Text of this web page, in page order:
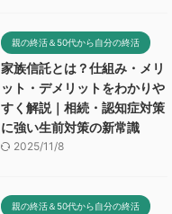
親の終活＆50代から自分の終活
家族信託とは？仕組み・メリ
ット・デメリットをわかりや
すく解説｜相続・認知症対策
に強い生前対策の新常識
2025/11/8
親の終活＆50代から自分の終活